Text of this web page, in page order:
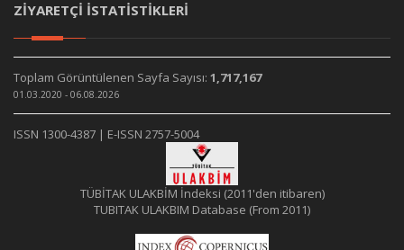
ZİYARETÇİ İSTATİSTİKLERİ
Toplam Görüntülenen Sayfa Sayısı: 1,717,167
01.03.2020 - 06.08.2026
ISSN 1300-4387 | E-ISSN 2757-5004
TÜBİTAK ULAKBİM İndeksi (2011'den itibaren)
TUBITAK ULAKBIM Database (From 2011)